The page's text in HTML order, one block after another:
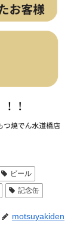
ビール
記念缶
motsuyakiden